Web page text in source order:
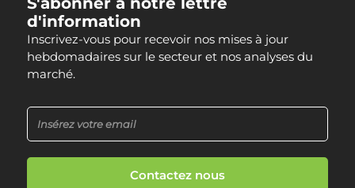
d'information
Inscrivez-vous pour recevoir nos mises à jour
hebdomadaires sur le secteur et nos analyses du
marché.
Contactez nous